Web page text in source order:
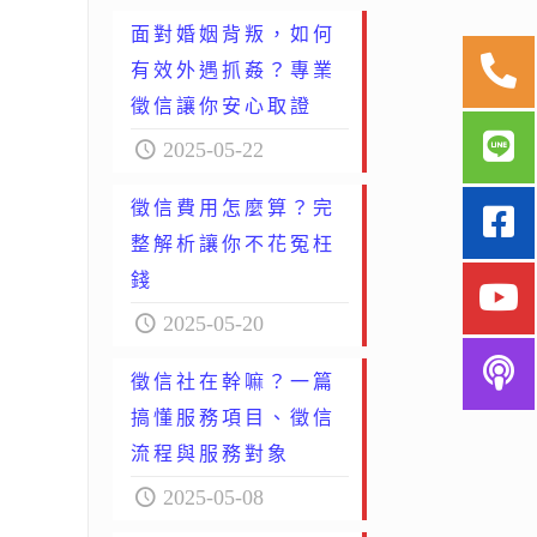
面對婚姻背叛，如何
有效外遇抓姦？專業
徵信讓你安心取證
2025-05-22
徵信費用怎麼算？完
整解析讓你不花冤枉
錢
2025-05-20
徵信社在幹嘛？一篇
搞懂服務項目、徵信
流程與服務對象
2025-05-08